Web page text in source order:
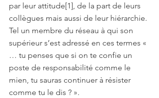
par leur attitude[1], de la part de leurs
collègues mais aussi de leur hiérarchie.
Tel un membre du réseau à qui son
supérieur s’est adressé en ces termes «
… tu penses que si on te confie un
poste de responsabilité comme le
mien, tu sauras continuer à résister
comme tu le dis ? ».